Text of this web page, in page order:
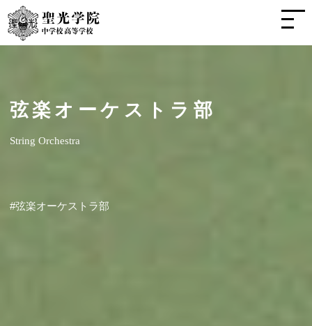
弦楽オーケストラ部
String Orchestra
#弦楽オーケストラ部